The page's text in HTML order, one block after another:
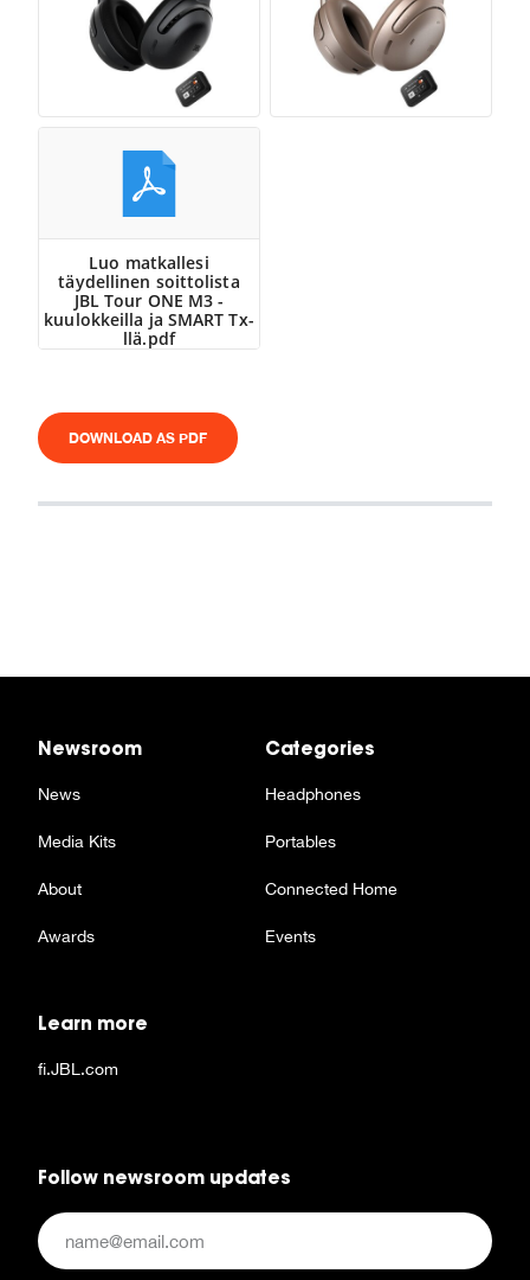
Luo matkallesi
täydellinen soittolista
JBL Tour ONE M3 -
kuulokkeilla ja SMART Tx-
llä.pdf
DOWNLOAD AS PDF
Newsroom
News
Media Kits
About
Awards
Categories
Headphones
Portables
Connected Home
Events
Learn more
fi.JBL.com
Follow newsroom updates